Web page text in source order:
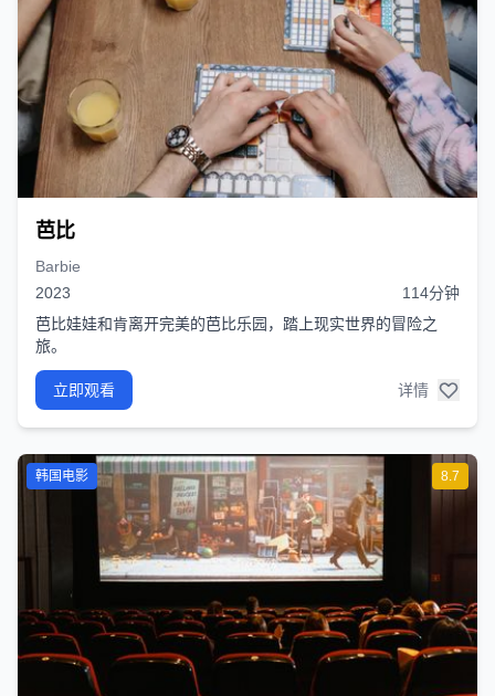
芭比
Barbie
2023
114分钟
芭比娃娃和肯离开完美的芭比乐园，踏上现实世界的冒险之
旅。
立即观看 详情
8.7
韩国电影